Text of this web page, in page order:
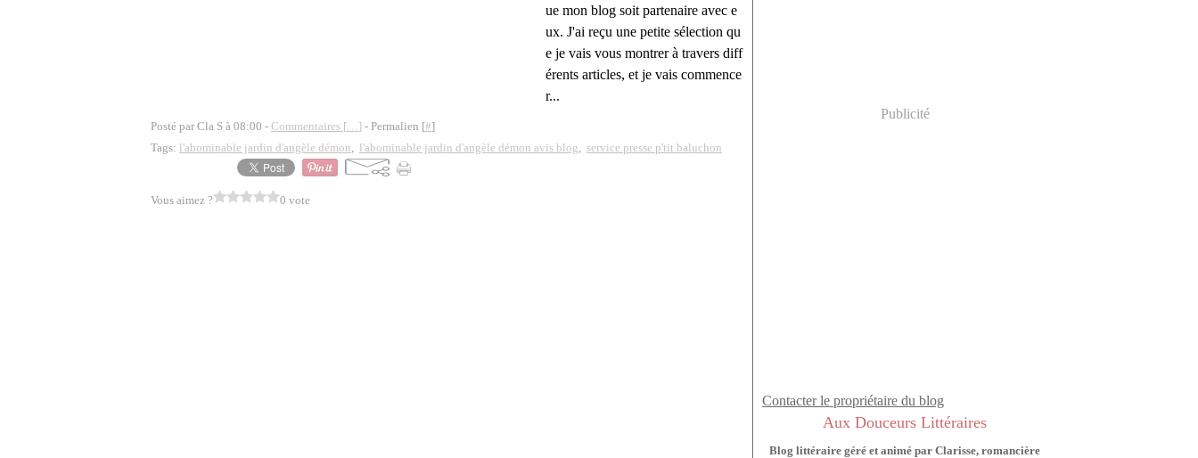
ue mon blog soit partenaire avec e
ux. J'ai reçu une petite sélection qu
e je vais vous montrer à travers diff
érents articles, et je vais commence
r...
Posté par Cla S à 08:00 - Commentaires […] - Permalien [#]
Tags: l'abominable jardin d'angèle démon, l'abominable jardin d'angèle démon avis blog, service presse p'tit baluchon
Vous aimez ? 0 vote
Publicité
Contacter le propriétaire du blog
Aux Douceurs Littéraires
Blog littéraire géré et animé par Clarisse, romancière